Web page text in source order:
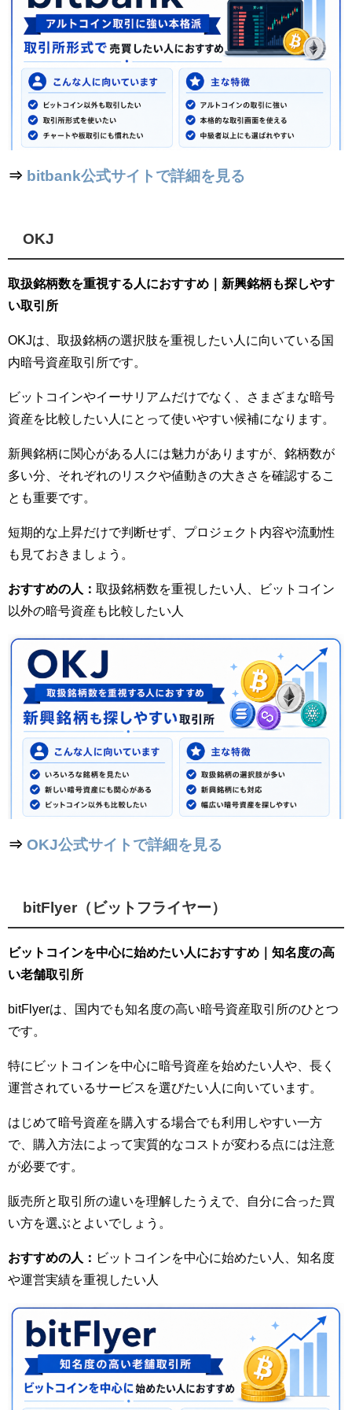
⇒ bitbank公式サイトで詳細を見る
OKJ
取扱銘柄数を重視する人におすすめ｜新興銘柄も探しやす
い取引所
OKJは、取扱銘柄の選択肢を重視したい人に向いている国
内暗号資産取引所です。
ビットコインやイーサリアムだけでなく、さまざまな暗号
資産を比較したい人にとって使いやすい候補になります。
新興銘柄に関心がある人には魅力がありますが、銘柄数が
多い分、それぞれのリスクや値動きの大きさを確認するこ
とも重要です。
短期的な上昇だけで判断せず、プロジェクト内容や流動性
も見ておきましょう。
おすすめの人： 取扱銘柄数を重視したい人、ビットコイン
以外の暗号資産も比較したい人
⇒ OKJ公式サイトで詳細を見る
bitFlyer（ビットフライヤー）
ビットコインを中心に始めたい人におすすめ｜知名度の高
い老舗取引所
bitFlyerは、国内でも知名度の高い暗号資産取引所のひとつ
です。
特にビットコインを中心に暗号資産を始めたい人や、長く
運営されているサービスを選びたい人に向いています。
はじめて暗号資産を購入する場合でも利用しやすい一方
で、購入方法によって実質的なコストが変わる点には注意
が必要です。
販売所と取引所の違いを理解したうえで、自分に合った買
い方を選ぶとよいでしょう。
おすすめの人： ビットコインを中心に始めたい人、知名度
や運営実績を重視したい人